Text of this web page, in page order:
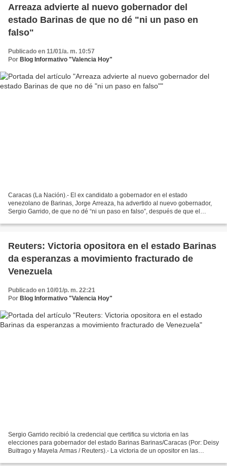
Arreaza advierte al nuevo gobernador del
estado Barinas de que no dé "ni un paso en
falso"
Publicado en 11/01/a. m. 10:57
Por Blog Informativo "Valencia Hoy"
Caracas (La Nación).- El ex candidato a gobernador en el estado
venezolano de Barinas, Jorge Arreaza, ha advertido al nuevo gobernador,
Sergio Garrido, de que no dé “ni un paso en falso”, después de que el
Reuters: Victoria opositora en el estado Barinas
da esperanzas a movimiento fracturado de
Venezuela
Publicado en 10/01/p. m. 22:21
Por Blog Informativo "Valencia Hoy"
Sergio Garrido recibió la credencial que certifica su victoria en las
elecciones para gobernador del estado Barinas Barinas/Caracas (Por: Deisy
Buitrago y Mayela Armas / Reuters).- La victoria de un opositor en las